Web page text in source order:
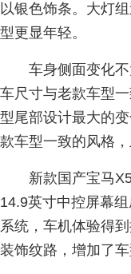
以银色饰条。大灯
型更显年轻。
车身侧面变化
车尺寸与老款车型
型尾部设计最大的
款车型一致的风格
新款国产宝马
14.9英寸中控屏幕
系统，车机体验得
装饰纹路，增加了车